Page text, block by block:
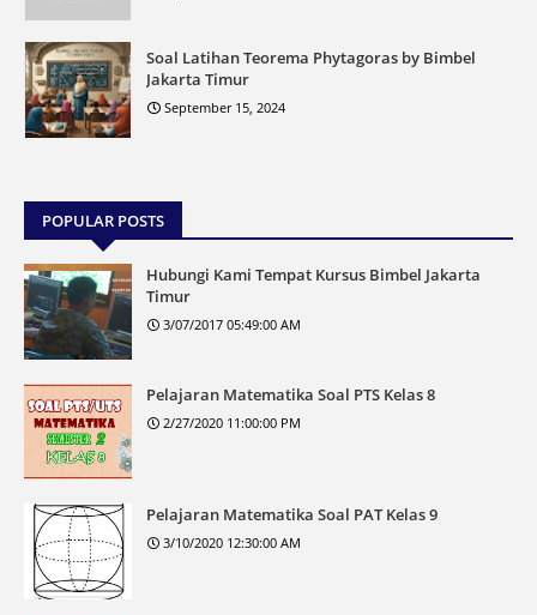
Soal Latihan Teorema Phytagoras by Bimbel
Jakarta Timur
September 15, 2024
POPULAR POSTS
Hubungi Kami Tempat Kursus Bimbel Jakarta
Timur
3/07/2017 05:49:00 AM
Pelajaran Matematika Soal PTS Kelas 8
2/27/2020 11:00:00 PM
Pelajaran Matematika Soal PAT Kelas 9
3/10/2020 12:30:00 AM